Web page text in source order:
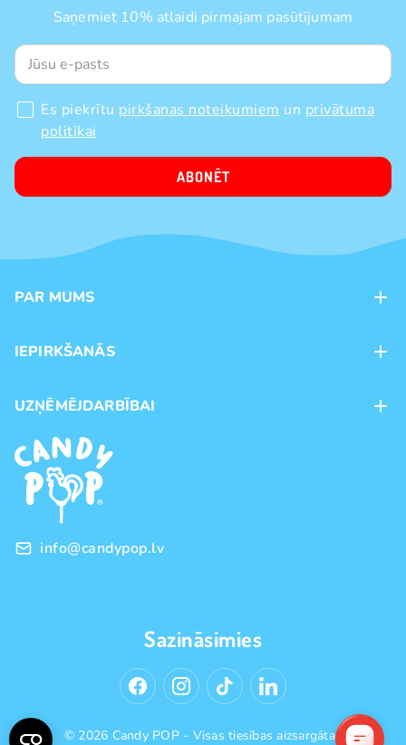
Saņemiet 10% atlaidi pirmajam pasūtījumam
Es piekrītu pirkšanas noteikumiem un privātuma
politikai
ABONĒT
PAR MUMS
Veikali
Preču zīmoli
IEPIRKŠANĀS
Piegāde
Pirkšanas noteikumi
Privātuma politika
UZŅĒMĒJDARBĪBAI
Franšīze
Vairumtirdzniecība
info@candypop.lv
Sazināsimies
© 2026 Candy POP - Visas tiesības aizsargātas